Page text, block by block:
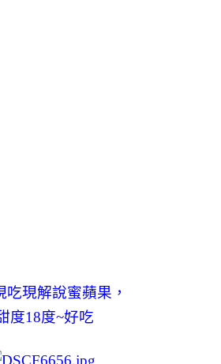
吃現解說蜜蘋果，
度18度~好吃